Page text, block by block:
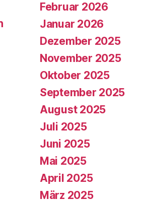
Februar 2026
Januar 2026
Dezember 2025
November 2025
Oktober 2025
September 2025
August 2025
Juli 2025
Juni 2025
Mai 2025
April 2025
März 2025